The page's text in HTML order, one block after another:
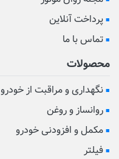
پرداخت آنلاین
تماس با ما
محصولات
نگهداری و مراقبت از خودرو
روانساز و روغن
مکمل و افزودنی خودرو
فیلتر